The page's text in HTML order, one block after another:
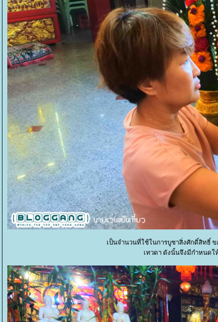
เป็นจำนวนที่ใช้ในการบูชาสิ่งศักดิ์สิทธิ์
เทวดา ดังนั้นจึงมีกำหนด